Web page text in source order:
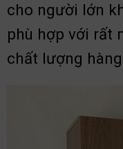
cho người lớn
phù hợp với rất
chất lượng